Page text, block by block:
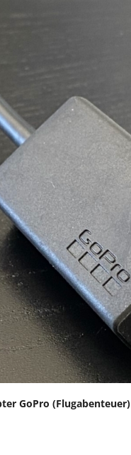
GoPro (Flugabenteuer)